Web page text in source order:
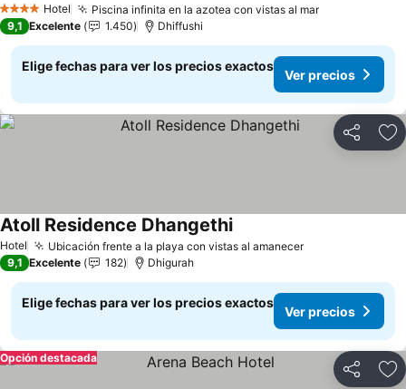
4 EstrellasHotel Piscina infinita en la azotea con vistas al mar
9,1 Excelente 1.450 Dhiffushi
Elige fechas para ver los precios exactos
Ver precios
Compartir
Hotel Ubicación frente a la playa con vistas al amanecer
Atoll Residence Dhangethi
9,1 Excelente 182 Dhigurah
Elige fechas para ver los precios exactos
Ver precios
Compartir
Opción destacada